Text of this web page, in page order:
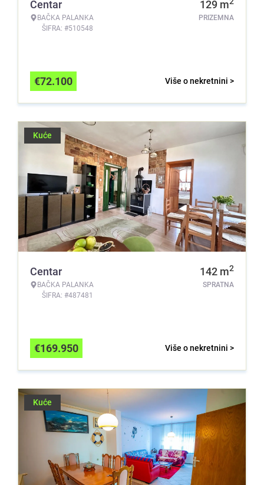
Centar
BAČKA PALANKA
ŠIFRA: #510548
129 m
PRIZEMNA
Više o nekretnini >
€72.100
Kuće
Centar
BAČKA PALANKA
ŠIFRA: #487481
142 m2
SPRATNA
Više o nekretnini >
€169.950
Kuće